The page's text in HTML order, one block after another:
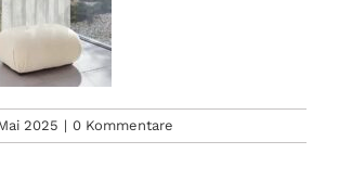
2025 | 0 Kommentare